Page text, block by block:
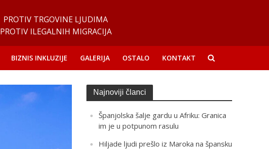
PROTIV TRGOVINE LJUDIMA
PROTIV ILEGALNIH MIGRACIJA
BIZNIS INKLUZIJE GALERIJA OSTALO KONTAKT
Najnoviji članci
Španjolska šalje gardu u Afriku: Granica
im je u potpunom rasulu
Hiljade ljudi prešlo iz Maroka na špansku